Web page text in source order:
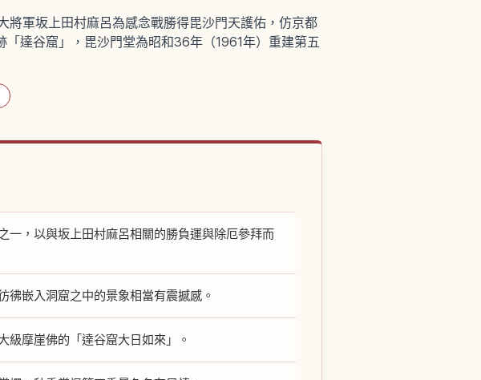
軍坂上田村麻呂為感念戰勝得毘沙門天護佑，仿京都
達谷窟」，毘沙門堂為昭和36年（1961年）重建第五
一，以與坂上田村麻呂相關的勝負運與除厄參拜而
彿嵌入洞窟之中的景象相當有震撼感。
級摩崖佛的「達谷窟大日如來」。